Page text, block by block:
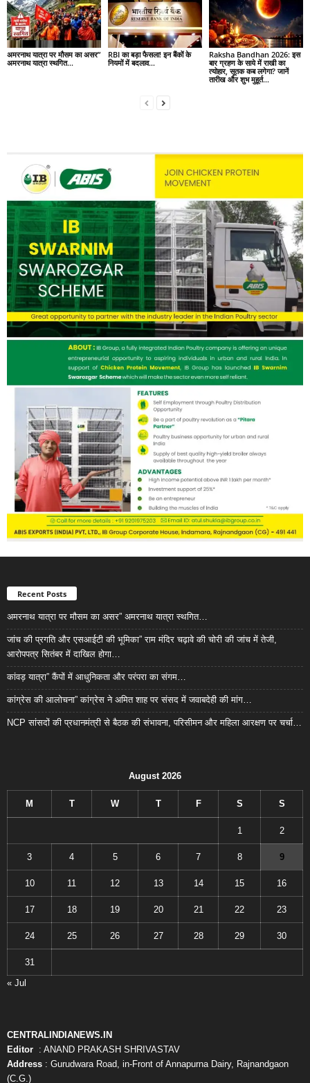
अमरनाथ यात्रा पर मौसम का असर”
अमरनाथ यात्रा स्थगित…
RBI का बड़ा फैसला! इन बैंकों के
नियमों में बदलाव…
Raksha Bandhan 2026: इस
बार ग्रहण के साये में राखी का
त्योहार, सूतक कब लगेगा? जानें
तारीख और शुभ मुहूर्त…
Recent Posts
अमरनाथ यात्रा पर मौसम का असर” अमरनाथ यात्रा स्थगित…
जांच की प्रगति और एसआईटी की भूमिका” राम मंदिर चढ़ावे की चोरी की जांच में तेजी,
आरोपपत्र सितंबर में दाखिल होगा…
कांवड़ यात्रा” कैंपों में आधुनिकता और परंपरा का संगम…
कांग्रेस की आलोचना” कांग्रेस ने अमित शाह पर संसद में जवाबदेही की मांग…
NCP सांसदों की प्रधानमंत्री से बैठक की संभावना, परिसीमन और महिला आरक्षण पर चर्चा…
August 2026
M T W T F S S
1 2
3 4 5 6 7 8 9
10 11 12 13 14 15 16
17 18 19 20 21 22 23
24 25 26 27 28 29 30
31
« Jul
CENTRALINDIANEWS.IN
Editor : ANAND PRAKASH SHRIVASTAV
Address : Gurudwara Road, in-Front of Annapurna Dairy, Rajnandgaon
(C.G.)